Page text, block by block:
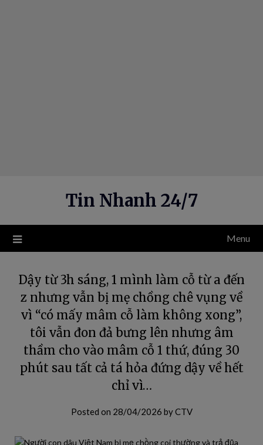
Tin Nhanh 24/7
Menu
Dậy từ 3h sáng, 1 mình làm cỗ từ a đến
z nhưng vẫn bị mẹ chồng chê vụng về
vì “có mấy mâm cỗ làm không xong”,
tôi vẫn đon đả bưng lên nhưng âm
thầm cho vào mâm cỗ 1 thứ, đúng 30
phút sau tất cả tá hỏa đứng dậy về hết
chỉ vì…
Posted on 28/04/2026 byCTV